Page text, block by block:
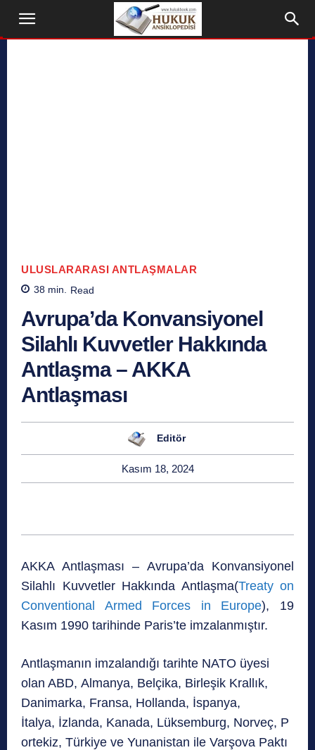
ULUSLARARASI ANTLAŞMALAR
38 min. Read
Avrupa’da Konvansiyonel
Silahlı Kuvvetler Hakkında
Antlaşma – AKKA
Antlaşması
Editör
Kasım 18, 2024
AKKA Antlaşması – Avrupa’da Konvansiyonel
Silahlı Kuvvetler Hakkında Antlaşma(Treaty on
Conventional Armed Forces in Europe), 19
Kasım 1990 tarihinde Paris’te imzalanmıştır.
Antlaşmanın imzalandığı tarihte NATO üyesi
olan ABD, Almanya, Belçika, Birleşik Krallık,
Danimarka, Fransa, Hollanda, İspanya,
İtalya, İzlanda, Kanada, Lüksemburg, Norveç, P
ortekiz, Türkiye ve Yunanistan ile Varşova Paktı